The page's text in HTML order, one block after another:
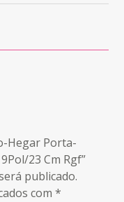
Hegar Porta-
23 Cm Rgf”
publicado.
com*